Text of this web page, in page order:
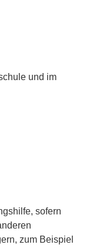
und im
sofern
zum Beispiel